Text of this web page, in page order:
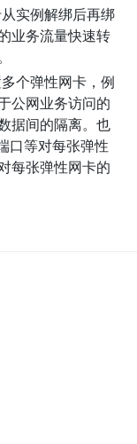
实例解绑后再绑
业务流量快速转
个弹性网卡，例
公网业务访问的
据间的隔离。也
口等对每张弹性
每张弹性网卡的